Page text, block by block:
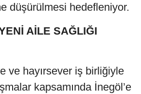
düşürülmesi hedefleniyor.
AİLE SAĞLIĞI
ve hayırsever iş birliğiyle
kapsamında İnegöl’e